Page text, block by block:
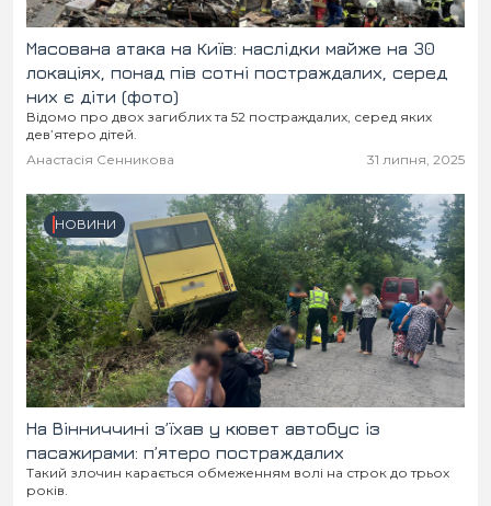
Масована атака на Київ: наслідки майже на 30
локаціях, понад пів сотні постраждалих, серед
них є діти (фото)
Відомо про двох загиблих та 52 постраждалих, серед яких
дев’ятеро дітей.
Анастасія Сенникова
31 липня, 2025
НОВИНИ
На Вінниччині з’їхав у кювет автобус із
пасажирами: п’ятеро постраждалих
Такий злочин карається обмеженням волі на строк до трьох
років.